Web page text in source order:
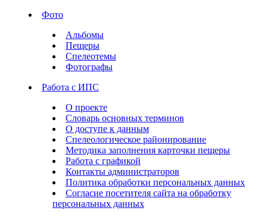
Фото
Альбомы
Пещеры
Спелеотемы
Фотографы
Работа с ИПС
О проекте
Словарь основных терминов
О доступе к данным
Спелеологическое районирование
Методика заполнения карточки пещеры
Работа с графикой
Контакты администраторов
Политика обработки персональных данных
Согласие посетителя сайта на обработку
персональных данных